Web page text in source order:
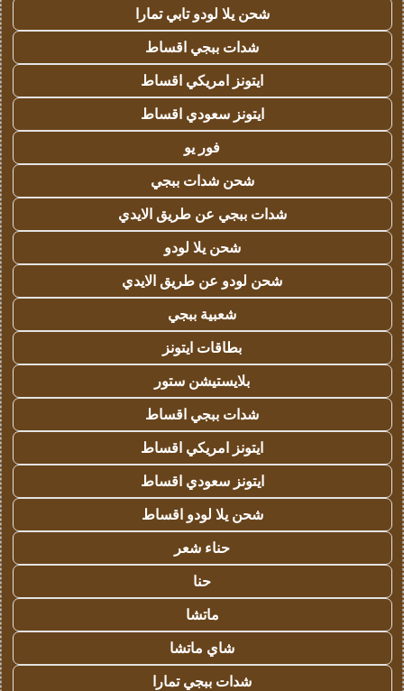
شحن يلا لودو تابي تمارا
شدات ببجي اقساط
ايتونز امريكي اقساط
ايتونز سعودي اقساط
فور يو
شحن شدات ببجي
شدات ببجي عن طريق الايدي
شحن يلا لودو
شحن لودو عن طريق الايدي
شعبية ببجي
بطاقات ايتونز
بلايستيشن ستور
شدات ببجي اقساط
ايتونز امريكي اقساط
ايتونز سعودي اقساط
شحن يلا لودو اقساط
حناء شعر
حنا
ماتشا
شاي ماتشا
شدات ببجي تمارا